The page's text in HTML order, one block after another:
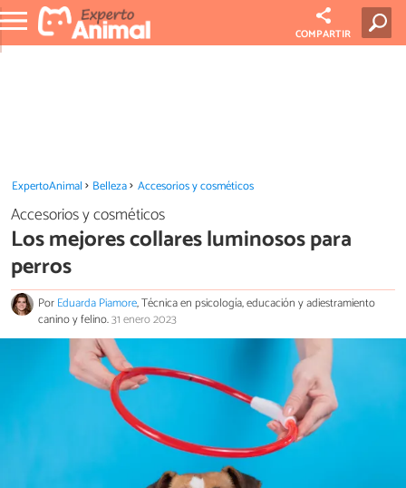
COMPARTIR
ExpertoAnimal Belleza Accesorios y cosméticos
Accesorios y cosméticos
Los mejores collares luminosos para
perros
PorEduarda Piamore, Técnica en psicología, educación y adiestramiento
canino y felino.31 enero 2023